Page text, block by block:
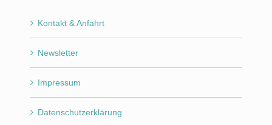
Kontakt & Anfahrt
Newsletter
Impressum
Datenschutzerklärung